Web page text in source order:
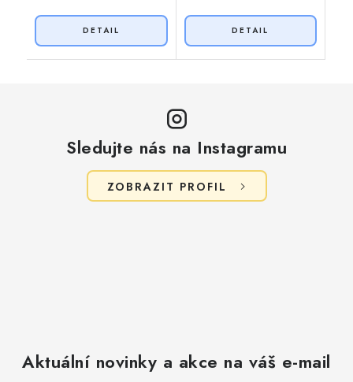
Sledujte nás na Instagramu
ZOBRAZIT PROFIL
Aktuální novinky a akce na váš e-mail